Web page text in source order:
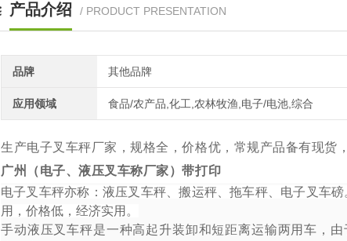
产品介绍 / PRODUCT PRESENTATION
品牌 其他品牌
应用领域 食品/农产品,化工,农林牧渔,电子/电池,综合
生产电子叉车秤厂家，规格全，价格优，常规产品备有现货
广州（电子、液压叉车称厂家）带打印
电子叉车秤亦称：液压叉车秤、搬运秤、拖车秤、电子叉车
用，价格低，经济实用。
手动液压叉车秤是一种高起升装卸和短距离运输两用车 ，